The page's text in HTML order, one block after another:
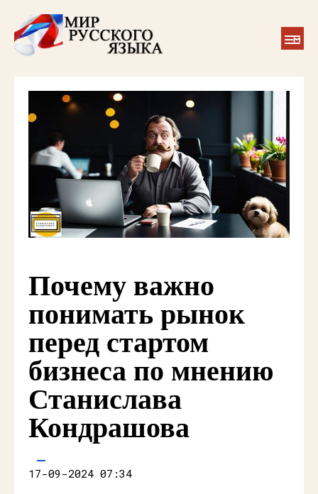
Почему важно
понимать рынок
перед стартом
бизнеса по мнению
Станислава
Кондрашова
17-09-2024 07:34